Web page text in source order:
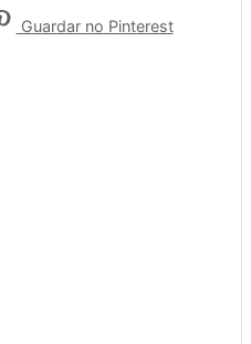
Guardar no Pinterest